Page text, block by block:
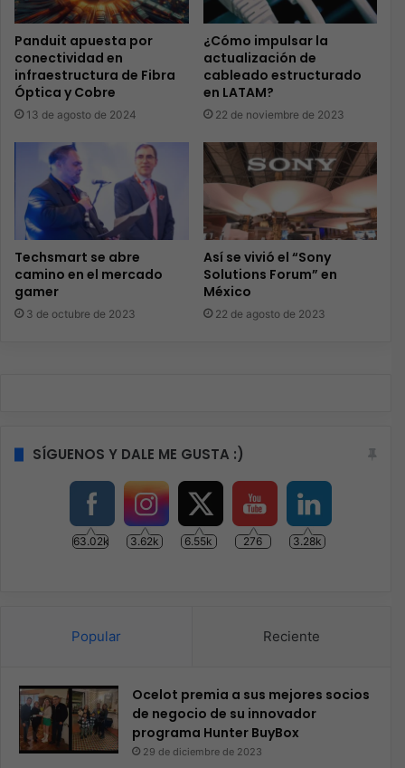
Panduit apuesta por
conectividad en
infraestructura de Fibra
Óptica y Cobre
13 de agosto de 2024
¿Cómo impulsar la
actualización de
cableado estructurado
en LATAM?
22 de noviembre de 2023
Techsmart se abre
camino en el mercado
gamer
3 de octubre de 2023
Así se vivió el “Sony
Solutions Forum” en
México
22 de agosto de 2023
SÍGUENOS Y DALE ME GUSTA :)
63.02k 3.62k 6.55k 276 3.28k
Popular Reciente
Ocelot premia a sus mejores socios
de negocio de su innovador
programa Hunter BuyBox
29 de diciembre de 2023